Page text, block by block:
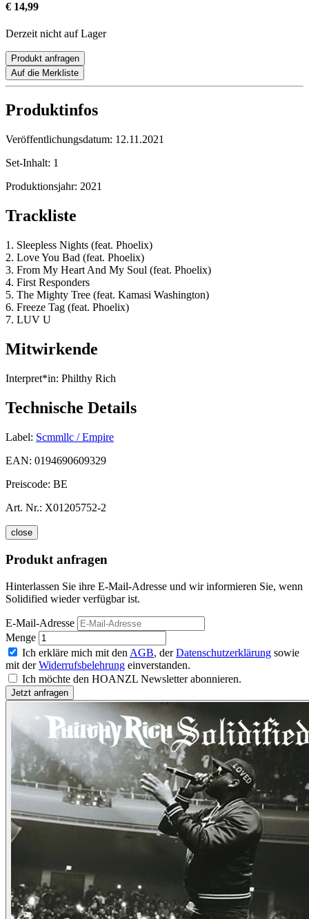
€ 14,99
Derzeit nicht auf Lager
Produkt anfragen
Auf die Merkliste
Produktinfos
Veröffentlichungsdatum: 12.11.2021
Set-Inhalt: 1
Produktionsjahr: 2021
Trackliste
1. Sleepless Nights (feat. Phoelix)
2. Love You Bad (feat. Phoelix)
3. From My Heart And My Soul (feat. Phoelix)
4. First Responders
5. The Mighty Tree (feat. Kamasi Washington)
6. Freeze Tag (feat. Phoelix)
7. LUV U
Mitwirkende
Interpret*in: Philthy Rich
Technische Details
Label: Scmmllc / Empire
EAN: 0194690609329
Preiscode: BE
Art. Nr.: X01205752-2
close
Produkt anfragen
Hinterlassen Sie ihre E-Mail-Adresse und wir informieren Sie, wenn
Solidified wieder verfügbar ist.
E-Mail-Adresse
Menge
Ich erkläre mich mit den AGB, derDatenschutzerklärung sowie
mit derWiderrufsbelehrung einverstanden.
Ich möchte den HOANZL Newsletter abonnieren.